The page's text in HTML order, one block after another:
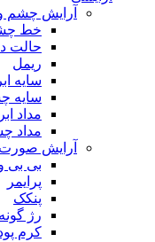
آرایش چشم و
خط
حالت
ریمل
سایه
سایه
مداد
مداد
آرایش صورت
بی
پرایمر
پنکک
رژ گونه
کرم